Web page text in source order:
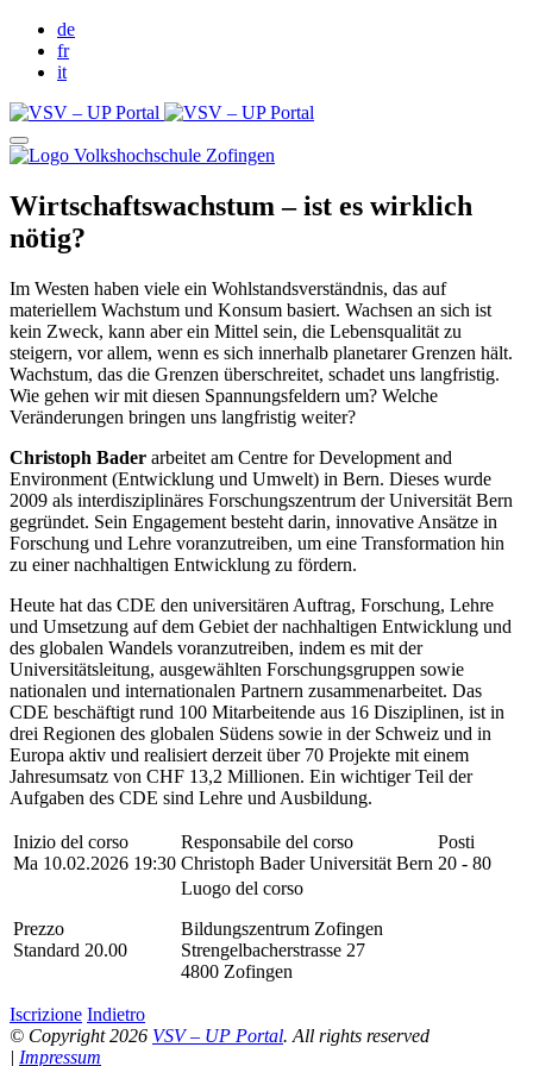
de
fr
it
Wirtschaftswachstum – ist es wirklich
nötig?
Im Westen haben viele ein Wohlstandsverständnis, das auf
materiellem Wachstum und Konsum basiert. Wachsen an sich ist
kein Zweck, kann aber ein Mittel sein, die Lebensqualität zu
steigern, vor allem, wenn es sich innerhalb planetarer Grenzen hält.
Wachstum, das die Grenzen überschreitet, schadet uns langfristig.
Wie gehen wir mit diesen Spannungsfeldern um? Welche
Veränderungen bringen uns langfristig weiter?
Christoph Bader arbeitet am Centre for Development and
Environment (Entwicklung und Umwelt) in Bern. Dieses wurde
2009 als interdisziplinäres Forschungszentrum der Universität Bern
gegründet. Sein Engagement besteht darin, innovative Ansätze in
Forschung und Lehre voranzutreiben, um eine Transformation hin
zu einer nachhaltigen Entwicklung zu fördern.
Heute hat das CDE den universitären Auftrag, Forschung, Lehre
und Umsetzung auf dem Gebiet der nachhaltigen Entwicklung und
des globalen Wandels voranzutreiben, indem es mit der
Universitätsleitung, ausgewählten Forschungsgruppen sowie
nationalen und internationalen Partnern zusammenarbeitet. Das
CDE beschäftigt rund 100 Mitarbeitende aus 16 Disziplinen, ist in
drei Regionen des globalen Südens sowie in der Schweiz und in
Europa aktiv und realisiert derzeit über 70 Projekte mit einem
Jahresumsatz von CHF 13,2 Millionen. Ein wichtiger Teil der
Aufgaben des CDE sind Lehre und Ausbildung.
Inizio del corso
Ma 10.02.2026 19:30
Responsabile del corso
Christoph Bader Universität Bern
Posti
20 - 80
Prezzo
Standard 20.00
Luogo del corso
Bildungszentrum Zofingen
Strengelbacherstrasse 27
4800 Zofingen
Iscrizione Indietro
© Copyright 2026 VSV – UP Portal. All rights reserved
| Impressum